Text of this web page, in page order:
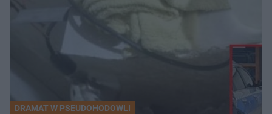
DRAMAT W PSEUDOHODOWLI